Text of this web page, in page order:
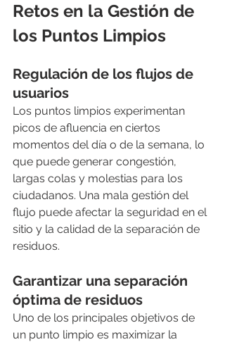
Retos en la Gestión de
los Puntos Limpios
Regulación de los flujos de
usuarios
Los puntos limpios experimentan
picos de afluencia en ciertos
momentos del día o de la semana, lo
que puede generar congestión,
largas colas y molestias para los
ciudadanos. Una mala gestión del
flujo puede afectar la seguridad en el
sitio y la calidad de la separación de
residuos.
Garantizar una separación
óptima de residuos
Uno de los principales objetivos de
un punto limpio es maximizar la